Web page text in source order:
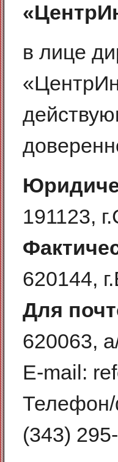
в лице
191123,
620144,
Для
620063,
E-mail:
Телефон/
(343)